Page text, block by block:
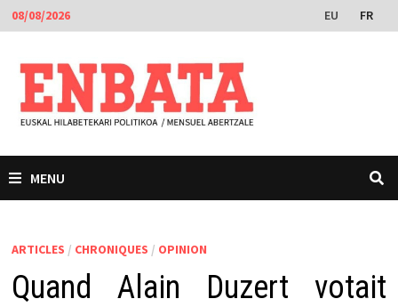
Passer
au
contenu
08/08/2026 EU FR
MENU
ARTICLES / CHRONIQUES / OPINION
Quand Alain Duzert votait